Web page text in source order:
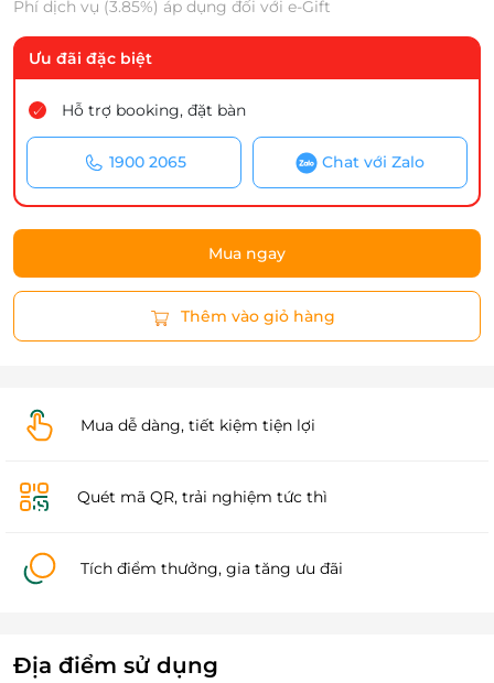
Phí dịch vụ (3.85%) áp dụng đối với e-Gift
Ưu đãi đặc biệt
Hỗ trợ booking, đặt bàn
1900 2065 Chat với Zalo
Mua ngay
Thêm vào giỏ hàng
Mua dễ dàng, tiết kiệm tiện lợi
Quét mã QR, trải nghiệm tức thì
Tích điểm thưởng, gia tăng ưu đãi
Địa điểm sử dụng